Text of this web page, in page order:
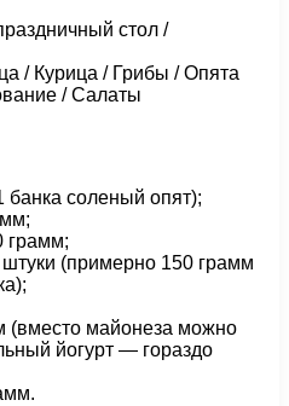
стол /
/ Курица / Грибы / Опята
/ Салаты
соленый опят);
грамм;
(примерно 150 грамм
(вместо майонеза можно
йогурт — гораздо